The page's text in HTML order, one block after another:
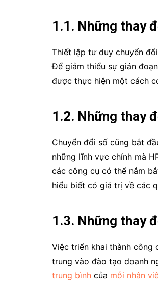
1.1. Những thay
Thiết lập tư duy chuyển
Để giảm thiểu sự gián
được thực hiện một cách
1.2. Những thay
Chuyển đổi số cũng bắt
những lĩnh vực chính mà
các công cụ có thể nắm
hiểu biết có giá trị về các
1.3. Những thay
Việc triển khai thành công
trung vào đào tạo doanh
trung bình của mỗi nhân